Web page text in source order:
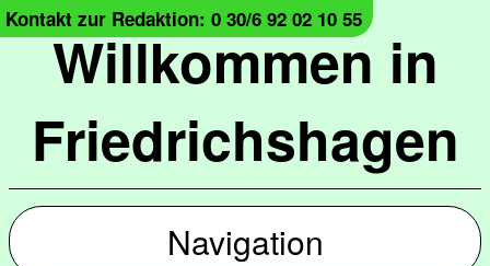
Willkommen in
Friedrichshagen
Kontakt zur Redaktion: 0 30/6 92 02 10 55
Navigation